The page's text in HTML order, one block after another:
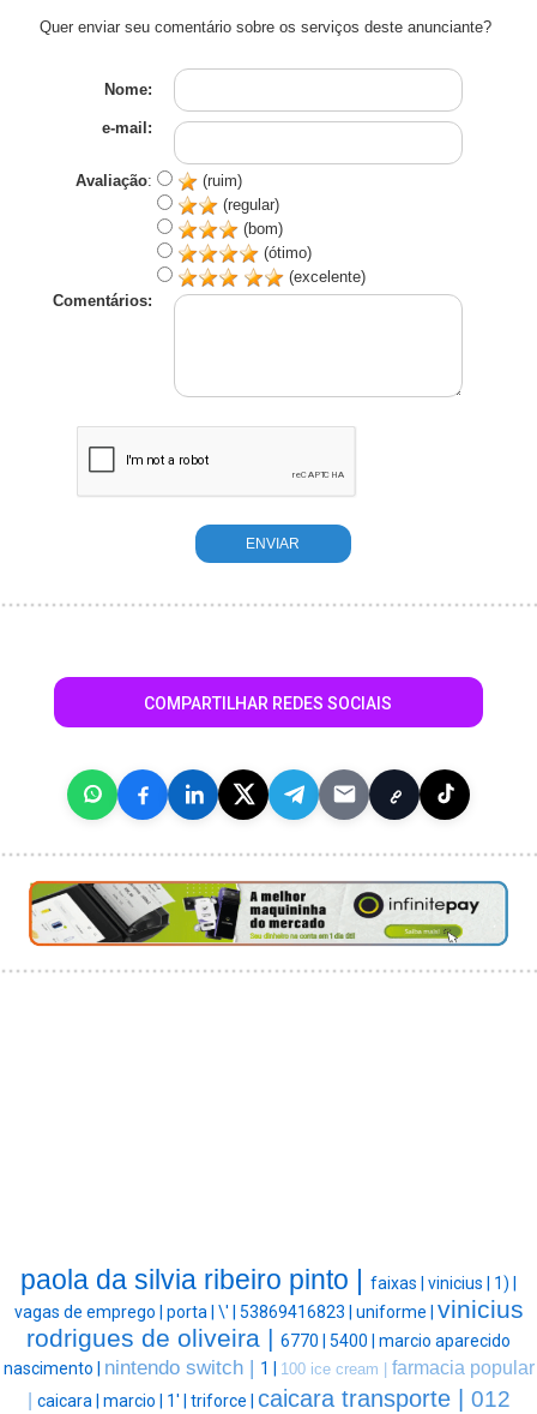
Quer enviar seu comentário sobre os serviços deste anunciante?
Nome:
e-mail:
Avaliação:
(ruim)
(regular)
(bom)
(ótimo)
(excelente)
Comentários:
COMPARTILHAR REDES SOCIAIS
paola da silvia ribeiro pinto | faixas | vinicius | 1) |
vagas de emprego | porta | \' | 53869416823 | uniforme | vinicius
rodrigues de oliveira | 6770 | 5400 | marcio aparecido
nascimento | nintendo switch | 1 | 100 ice cream | farmacia popular
caicara | marcio | 1' | triforce | caicara transporte | 012